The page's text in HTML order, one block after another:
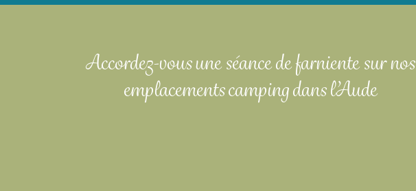
Accordez-vous une séance de farniente sur nos
emplacements camping dans l’Aude